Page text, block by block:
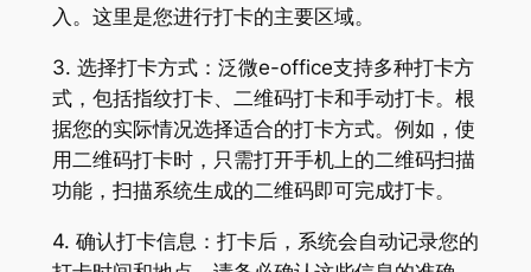
入。这里是您进行打卡的主要区域。
3. 选择打卡方式：泛微e-office支持多种打卡方
式，包括指纹打卡、二维码打卡和手动打卡。根
据您的实际情况选择适合的打卡方式。例如，使
用二维码打卡时，只需打开手机上的二维码扫描
功能，扫描系统生成的二维码即可完成打卡。
4. 确认打卡信息：打卡后，系统会自动记录您的